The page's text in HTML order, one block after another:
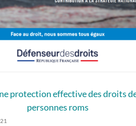
protection effective des droits
personnes roms